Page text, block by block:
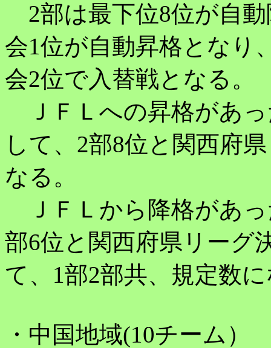
2部は最下位8位が自
会1位が自動昇格となり
会2位で入替戦となる。
ＪＦＬへの昇格があ
して、2部8位と関西府
なる。
ＪＦＬから降格があっ
部6位と関西府県リーグ
て、1部2部共、規定数
・中国地域(10チーム）